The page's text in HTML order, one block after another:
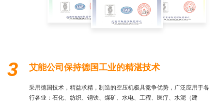
3 艾能公司保持德国工业的精湛技术
采用德国技术，精益求精，制造的空压机极具竞争优势，广泛应用于各
行各业：石化、纺织、钢铁、煤矿、水电、工程、医疗、水泥（建